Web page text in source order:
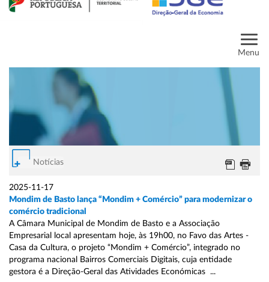
Menu
Notícias
2025-11-17
Mondim de Basto lança “Mondim + Comércio” para modernizar o
comércio tradicional
A Câmara Municipal de Mondim de Basto e a Associação
Empresarial local apresentam hoje, às 19h00, no Favo das Artes -
Casa da Cultura, o projeto “Mondim + Comércio”, integrado no
programa nacional Bairros Comerciais Digitais, cuja entidade
gestora é a Direção-Geral das Atividades Económicas ...